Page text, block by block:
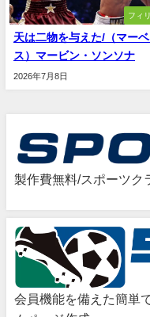
フィ
天は二物を与えた/（マー
ス）マービン・ソンソナ
2026年7月8日
製作費無料/スポーツク
会員機能を備えた簡単